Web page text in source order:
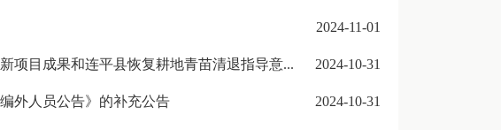
2024-11-01
项目成果和连平县恢复耕地青苗清退指导意... 2024-10-31
外人员公告》的补充公告 2024-10-31